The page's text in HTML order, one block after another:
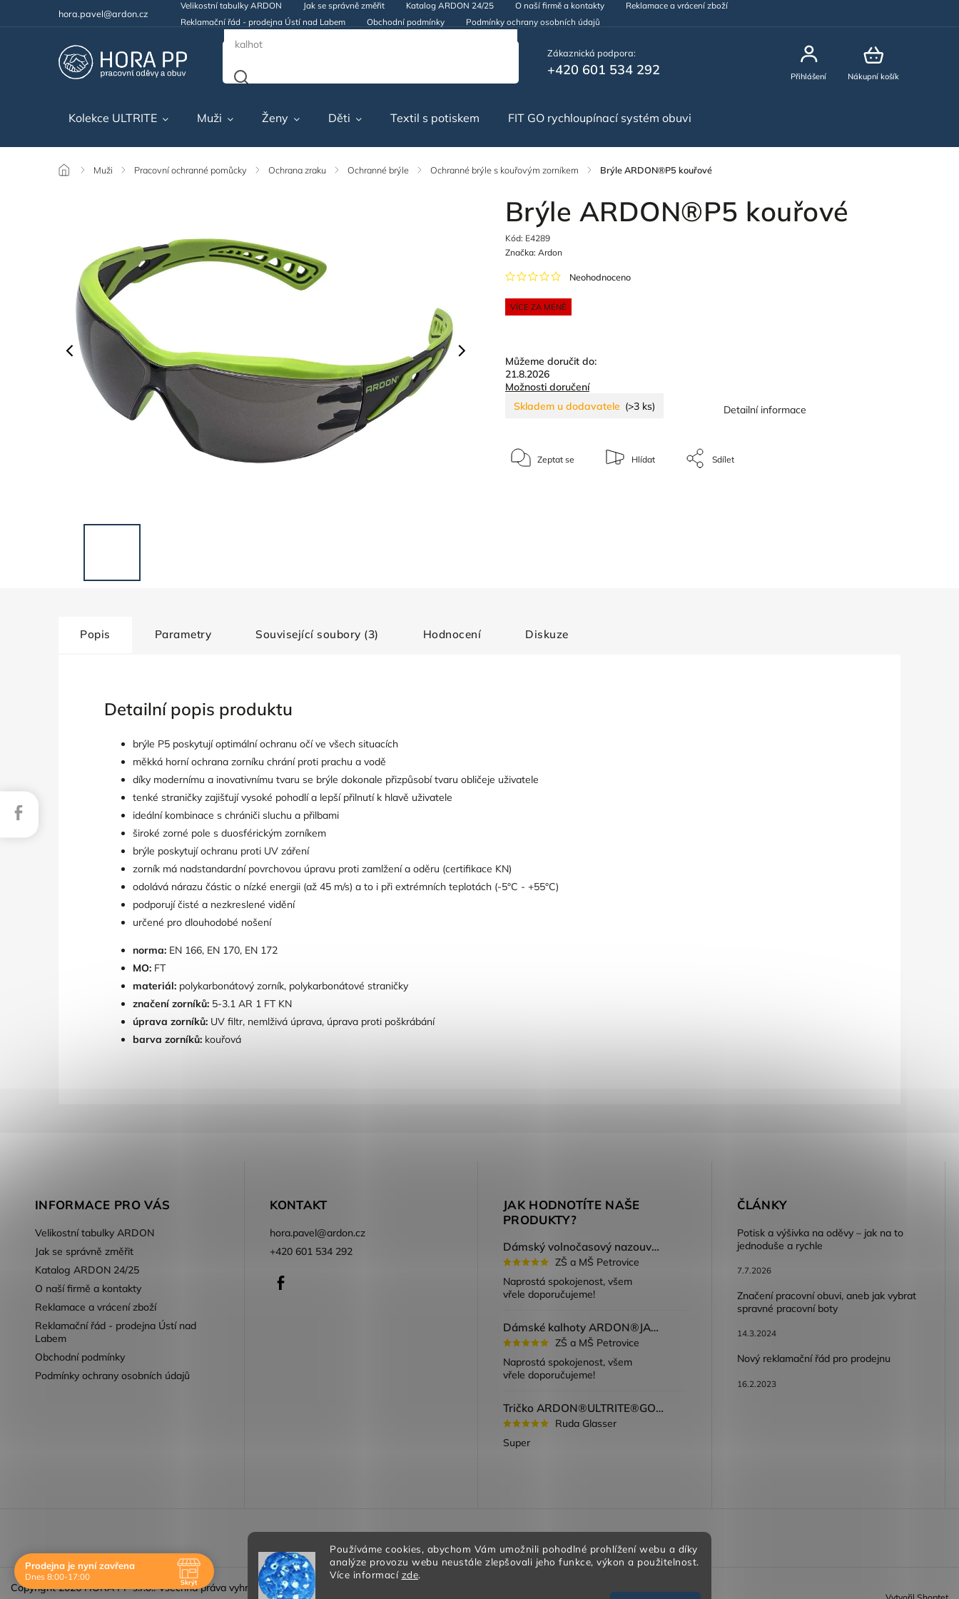
Používáme cookies, abychom Vám umožnili pohodlné prohlížení webu a díky
analýze provozu webu neustále zlepšovali jeho funkce, výkon a použitelnost.
Více informací zde.
hora.pavel@ardon.cz
Velikostní tabulky ARDON Jak se správně změřit Katalog ARDON 24/25 O naší firmě a kontakty
Reklamace a vrácení zboží
Reklamační řád - prodejna Ústí nad Labem
Obchodní podmínky Podmínky ochrany osobních údajů
Zákaznická podpora:
+420 601 534 292 Nákupní košík
Přihlášení
Kolekce ULTRITE Muži Ženy Děti Textil s potiskem FIT GO rychloupínací systém obuvi
/ Muži / Pracovní ochranné pomůcky / Ochrana zraku / Ochranné brýle / Ochranné brýle s kouřovým zorníkem / Brýle ARDON®P5 kouřové
Brýle ARDON®P5 kouřové
Kód: E4289
VÍCE ZA MÉNĚ
Neohodnoceno
Značka: Ardon
Můžeme doručit do:
21.8.2026
Možnosti doručení
Skladem u dodavatele (>3 ks) Detailní informace
Zeptat se Hlídat Sdílet
Popis Parametry Související soubory (3) Hodnocení Diskuze
Detailní popis produktu
brýle P5 poskytují optimální ochranu očí ve všech situacích
měkká horní ochrana zorníku chrání proti prachu a vodě
díky modernímu a inovativnímu tvaru se brýle dokonale přizpůsobí tvaru obličeje uživatele
tenké straničky zajišťují vysoké pohodlí a lepší přilnutí k hlavě uživatele
ideální kombinace s chrániči sluchu a přilbami
široké zorné pole s duosférickým zorníkem
brýle poskytují ochranu proti UV záření
zorník má nadstandardní povrchovou úpravu proti zamlžení a oděru (certifikace KN)
odolává nárazu částic o nízké energii (až 45 m/s) a to i při extrémních teplotách (-5°C - +55°C)
podporují čisté a nezkreslené vidění
určené pro dlouhodobé nošení
norma: EN 166, EN 170, EN 172
MO: FT
materiál: polykarbonátový zorník, polykarbonátové straničky
značení zorníků: 5-3.1 AR 1 FT KN
úprava zorníků: UV filtr, nemlživá úprava, úprava proti poškrábání
barva zorníků: kouřová
INFORMACE PRO VÁS
Velikostní tabulky ARDON
Jak se správně změřit
Katalog ARDON 24/25
O naší firmě a kontakty
Reklamace a vrácení zboží
Reklamační řád - prodejna Ústí nad
Labem
Obchodní podmínky
Podmínky ochrany osobních údajů
KONTAKT
hora.pavel@ardon.cz
+420 601 534 292
JAK HODNOTÍTE NAŠE
PRODUKTY?
Dámský volnočasový nazouvák ARDON®JUNO - růžová
ZŠ a MŠ Petrovice
Naprostá spokojenost, všem
vřele doporučujeme!
Dámské kalhoty ARDON®JASVENA šedá
ZŠ a MŠ Petrovice
Naprostá spokojenost, všem
vřele doporučujeme!
Tričko ARDON®ULTRITE®GO! dámské růžová
Ruda Glasser
Super
ČLÁNKY
Potisk a výšivka na oděvy – jak na to
jednoduše a rychle
7.7.2026
Značení pracovní obuvi, aneb jak vybrat
spravné pracovní boty
14.3.2024
Nový reklamační řád pro prodejnu
16.2.2023
Copyright 2026HORA PP s.r.o.. Všechna práva vyhrazena.
Prodejna je nyní zavřena
Dnes 8:00-17:00
Skrýt